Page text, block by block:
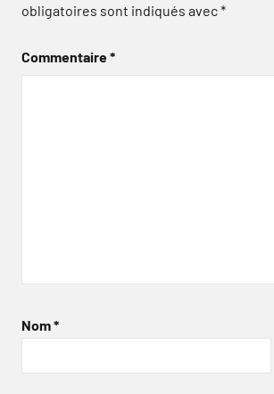
obligatoires sont indiqués avec*
Commentaire*
Nom*